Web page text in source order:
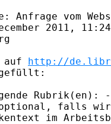
vom
2011,
auf http://
Rubrik(en):
falls wir
im